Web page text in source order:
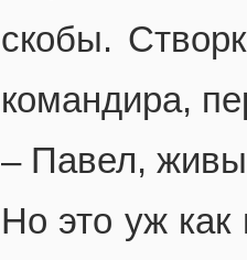
скобы.
командира,
– Павел,
Но это уж как